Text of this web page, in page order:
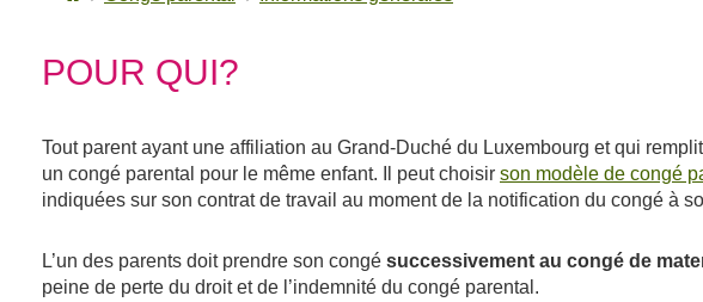
POUR QUI?
Tout parent ayant une affiliation au Grand-Duché du Luxembourg et qui
un congé parental pour le même enfant. Il peut choisirson modèle de congé
indiquées sur son contrat de travail au moment de la notification du congé à
L’un des parents doit prendre son congésuccessivement au congé de
peine de perte du droit et de l’indemnité du congé parental.